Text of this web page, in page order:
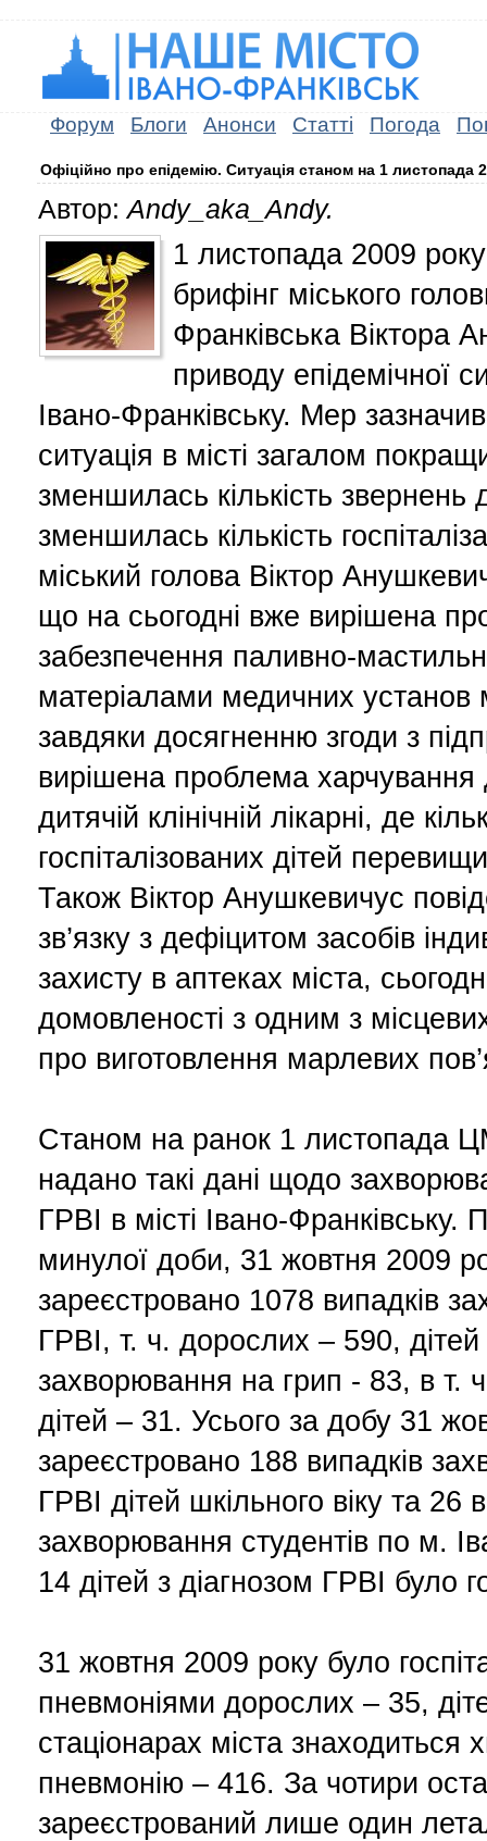
Форум Блоги Анонси Статті Погода
Офіційно про епідемію. Ситуація станом на 1 листопада
Автор:Andy_aka_Andy.
1 листопада 2009
брифінг міського
Франківська Віктора
приводу епідемічної
Івано-Франківську. Мер
ситуація в місті загалом
зменшилась кількість звернень
зменшилась кількість
міський голова Віктор
що на сьогодні вже вирішена
забезпечення паливно-
матеріалами медичних установ
завдяки досягненню згоди з
вирішена проблема харчування
дитячій клінічній лікарні, де
госпіталізованих дітей
Також Віктор Анушкевичус
зв’язку з дефіцитом засобів
захисту в аптеках міста,
домовленості з одним з
про виготовлення марлевих
Станом на ранок 1 листопада
надано такі дані щодо
ГРВІ в місті Івано-Франківську.
минулої доби, 31 жовтня 2009
зареєстровано 1078 випадків
ГРВІ, т. ч. дорослих – 590,
захворювання на грип - 83, в т.
дітей – 31. Усього за добу 31
зареєстровано 188 випадків
ГРВІ дітей шкільного віку та 26
захворювання студентів по м.
14 дітей з діагнозом ГРВІ було
31 жовтня 2009 року було
пневмоніями дорослих – 35,
стаціонарах міста знаходиться
пневмонію – 416. За чотири
зареєстрований лише один